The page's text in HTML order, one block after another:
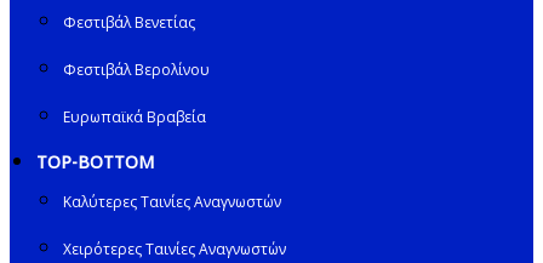
Φεστιβάλ Βενετίας
Φεστιβάλ Βερολίνου
Ευρωπαϊκά Βραβεία
TOP-BOTTOM
Καλύτερες Ταινίες Αναγνωστών
Χειρότερες Ταινίες Αναγνωστών